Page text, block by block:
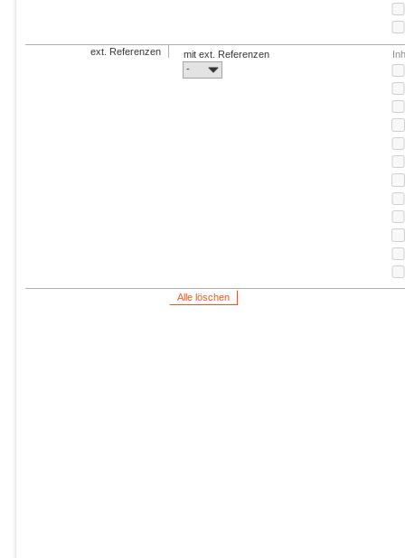
ext. Referenzen
mit ext. Referenzen
-